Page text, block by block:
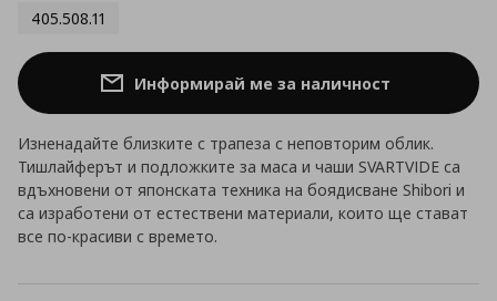
405.508.11
Информирай ме за наличност
Изненадайте близките с трапеза с неповторим облик.
Тишлайферът и подложките за маса и чаши SVARTVIDE са
вдъхновени от японската техника на боядисване Shibori и
са изработени от естествени материали, които ще стават
все по-красиви с времето.